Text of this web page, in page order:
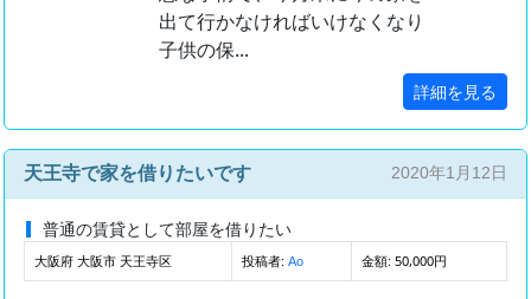
出て行かなければいけなくなり
子供の保...
詳細を見る
天王寺で家を借りたいです 2020年1月12日
普通の賃貸として部屋を借りたい
大阪府 大阪市 天王寺区 投稿者: Ao 金額: 50,000円